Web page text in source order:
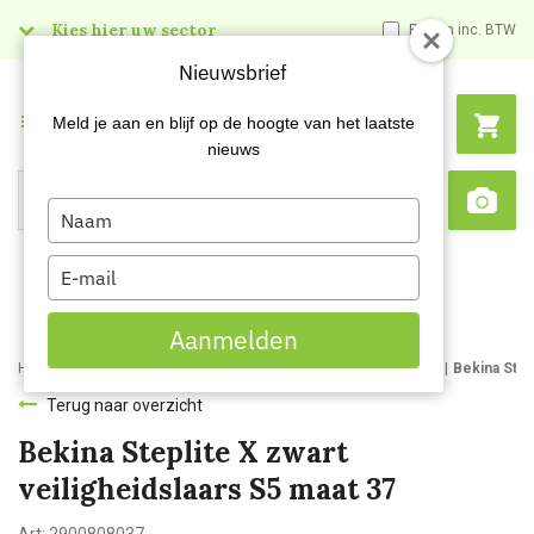
Kies hier uw sector Prijzen inc. BTW
Search
Menu
Home Webshop Werk- en veiligheidsschoenen Werklaarzen Bekina
Terug naar overzicht
Bekina Steplite X zwart
veiligheidslaars S5 maat 37
Nieuwsbrief
Meld je aan en blijf op de hoogte van het laatste
nieuws
Type
your
name
Type
your
email
Aanmelden